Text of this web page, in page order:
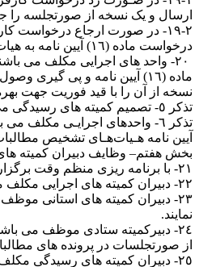
ارسال و یک نسخه از صورتجلسه را
٢‏‏‏‏‏‏-١٩‏‏‏‏‏‏- در صورت ارجاع درخواست
درخواست ماده (١٦) آیین نامه به هیات تجدید نظر تشخیص مطالبات(نمونه شماره ٦ ) ارسال و نسخ دوم و سوم صورتجلسه را به اداره کل استان و واحد اجرایی ذیربط ارسال نمایند.
ماده (١٦) آیین‌ نامه و پی
نسخه از آن را با قید فوریت جهت بهره
تذکر ٥‏‏‏‏‏- تصمیم کمیته های رسیدگی می بایست موجه، مدلل، منجز، عاری از ابهام و قاطع اختلاف بوده و از اتخاذ تصمیم مشروط یا موکول نمودن تصمیم به ارائه مدارک و یا اسناد جداً خودداری نمایند.
آیین نامه هـیات‌هـای تشخیص مطالبات (نمونه شماره ٧) نسبت به پی گیری و وصول مطالبات قطعی
بخش هفتم– وظایف دبیران کمیته
٢١‏‏- با برنامه ریزی منظم وقت برگزاری جلسات را به اعضاء کمیته های رسیدگی اعلام و نسبت به تشکیل جلسات ظرف مهلت های مقرر اقدام نمایند.
٢٢‏‏- دبیران کمیته های اجرایی مکلف می باشند با تنظیم صورتجلسات درچهار نسخه و اخذ امضاء کل اعضاء نسبت به ثبت آن در دفتر واحد اجرایی و تنظیم فرم نمونه شماره(٣) اقدام نمایند.
نمایند.
از صورتجلسات در پرونده های